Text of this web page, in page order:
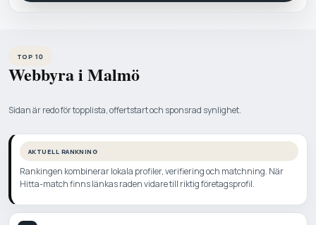
TOP 10
Webbyra i Malmö
Sidan är redo för topplista, offertstart och sponsrad synlighet.
AKTUELL RANKNING
Rankingen kombinerar lokala profiler, verifiering och matchning. När
Hitta-match finns länkas raden vidare till riktig företagsprofil.